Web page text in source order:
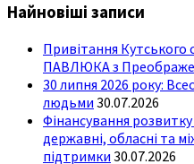
Найновіші записи
Привітання
ПАВЛЮКА з
30 липня 2026 року:
людьми 30.07.2026
Фінансування розвитку
державні, обласні та
підтримки 30.07.2026